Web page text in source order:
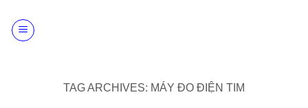
content
TAG ARCHIVES: MÁY ĐO ĐIỆN TIM